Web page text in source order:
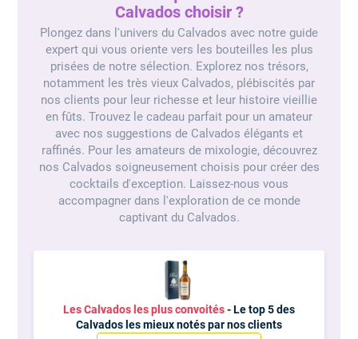
Calvados choisir ?
Plongez dans l'univers du Calvados avec notre guide
expert qui vous oriente vers les bouteilles les plus
prisées de notre sélection. Explorez nos trésors,
notamment les très vieux Calvados, plébiscités par
nos clients pour leur richesse et leur histoire vieillie
en fûts. Trouvez le cadeau parfait pour un amateur
avec nos suggestions de Calvados élégants et
raffinés. Pour les amateurs de mixologie, découvrez
nos Calvados soigneusement choisis pour créer des
cocktails d'exception. Laissez-nous vous
accompagner dans l'exploration de ce monde
captivant du Calvados.
Les Calvados les plus convoités- Le top 5 des
Calvados les mieux notés par nos clients